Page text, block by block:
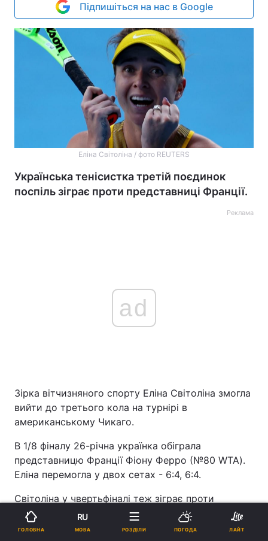
Підпишіться на нас в Google
Еліна Світоліна / фото REUTERS
Українська тенісистка третій поєдинок
поспіль зіграє проти представниці Франції.
Реклама
ad
Зірка вітчизняного спорту Еліна Світоліна змогла
вийти до третього кола на турнірі в
американському Чикаго.
В 1/8 фіналу 26-річна українка обіграла
представницю Франції Фіону Ферро (№80 WTA).
Еліна перемогла у двох сетах - 6:4, 6:4.
Світоліна у чвертьфіналі теж зіграє проти
француженки. Крістіна Младеновіч (№57 WTA)
спробує завадити Еліні вийти до півфіналу.
ГОЛОВНА
RU
МОВА РОЗДІЛИ ПОГОДА ЛАЙТ